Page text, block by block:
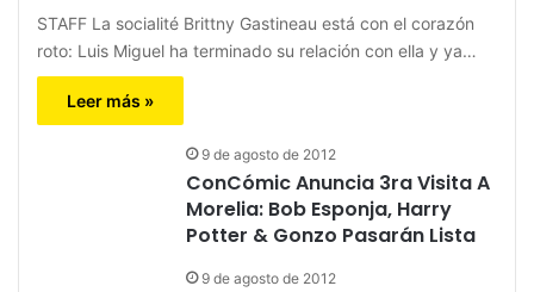
STAFF La socialité Brittny Gastineau está con el corazón
roto: Luis Miguel ha terminado su relación con ella y ya…
Leer más »
9 de agosto de 2012
ConCómic Anuncia 3ra Visita A
Morelia: Bob Esponja, Harry
Potter & Gonzo Pasarán Lista
9 de agosto de 2012